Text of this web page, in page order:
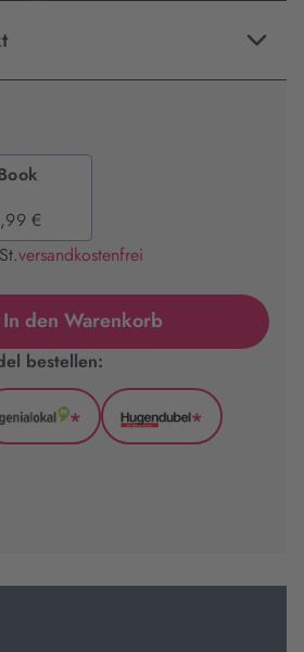
€
versandkostenfrei
In den Warenkorb
bestellen:
GenialLokal
*
Hugendubel
*